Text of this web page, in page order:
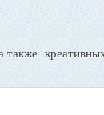
креативных